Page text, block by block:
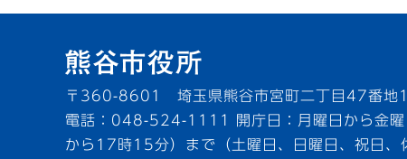
〒360-8601 埼玉県熊谷市宮町二丁目47番地1
電話：048-524-1111
開庁日：月曜日から金
から17時15分）まで（土曜日、日曜日、祝日、